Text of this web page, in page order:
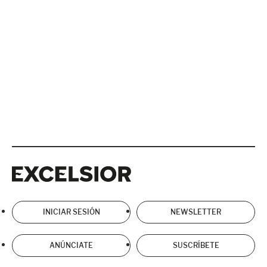
INICIAR SESIÓN NEWSLETTER
ANÚNCIATE SUSCRÍBETE